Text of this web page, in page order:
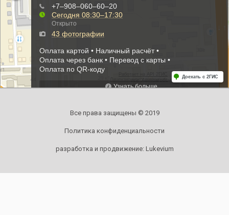
Все права защищены © 2019
Политика конфиденциальности
разработка и продвижение: Lukevium